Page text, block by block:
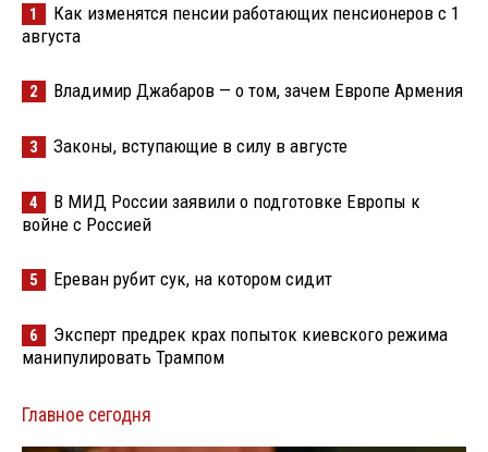
1
Как изменятся пенсии работающих пенсионеров с 1
августа
2 Владимир Джабаров — о том, зачем Европе Армения
3 Законы, вступающие в силу в августе
4
В МИД России заявили о подготовке Европы к
войне с Россией
5 Ереван рубит сук, на котором сидит
6
Эксперт предрек крах попыток киевского режима
манипулировать Трампом
Главное сегодня